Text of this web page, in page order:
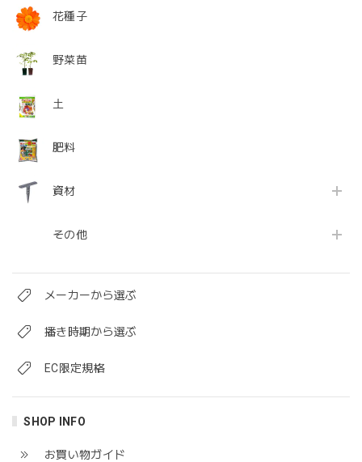
花種子
野菜苗
土
肥料
資材
その他
メーカーから選ぶ
播き時期から選ぶ
EC限定規格
SHOP INFO
お買い物ガイド